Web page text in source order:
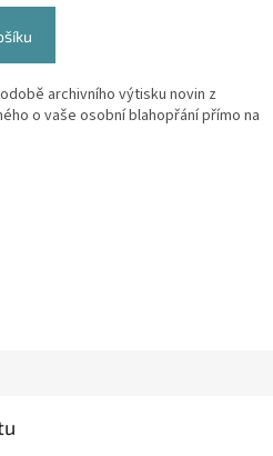
archivního výtisku novin z
o vaše osobní blahopřání přímo na